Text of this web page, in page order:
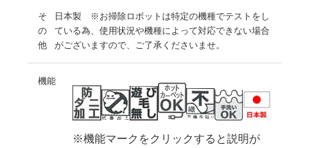
そ
の
他
日本製 ※お掃除ロボットは特定の機種でテストをし
ている為、使用状況や機種によって対応できない場合
がございますので、ご了承くださいませ。
機能
※機能マークをクリックすると説明が